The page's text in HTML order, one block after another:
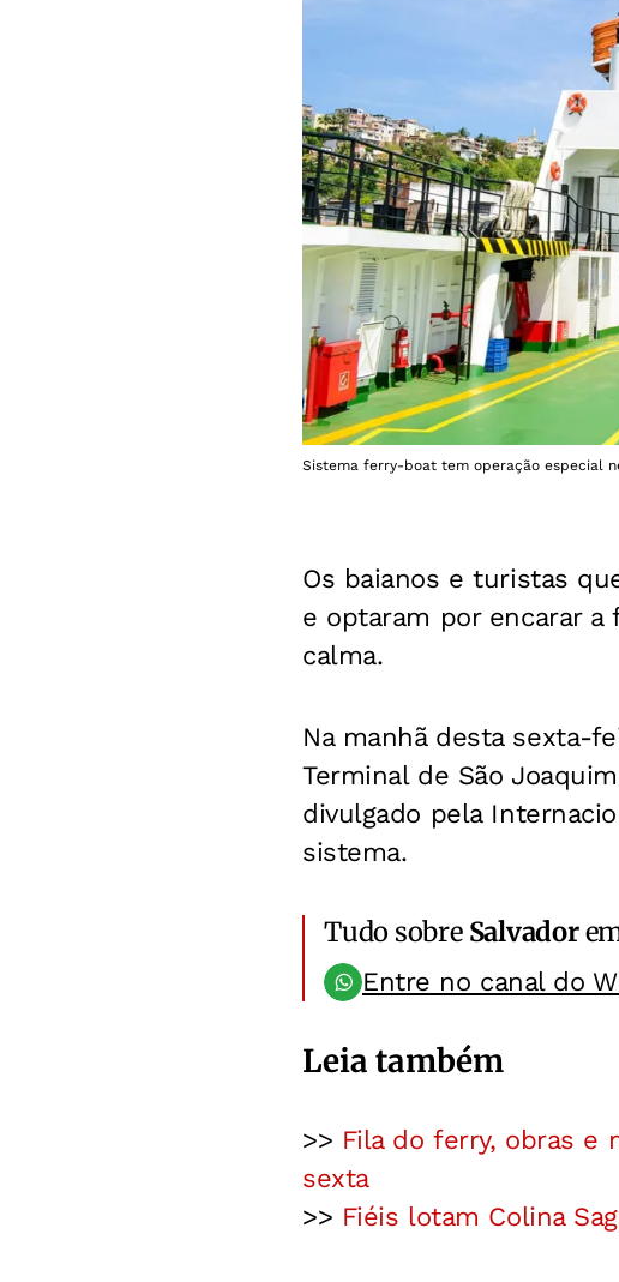
Sistema ferry-boat tem operação especial
Os baianos e turistas
e optaram por encarar a
calma.
Na manhã desta sexta-
Terminal de São
divulgado pela
sistema.
Tudo sobre Salvador
Entre no canal do
Leia também
>> Fila do ferry, obras e
sexta
>> Fiéis lotam Colina